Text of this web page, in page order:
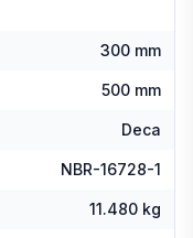
300 mm
500 mm
Deca
NBR-16728-1
11.480 kg